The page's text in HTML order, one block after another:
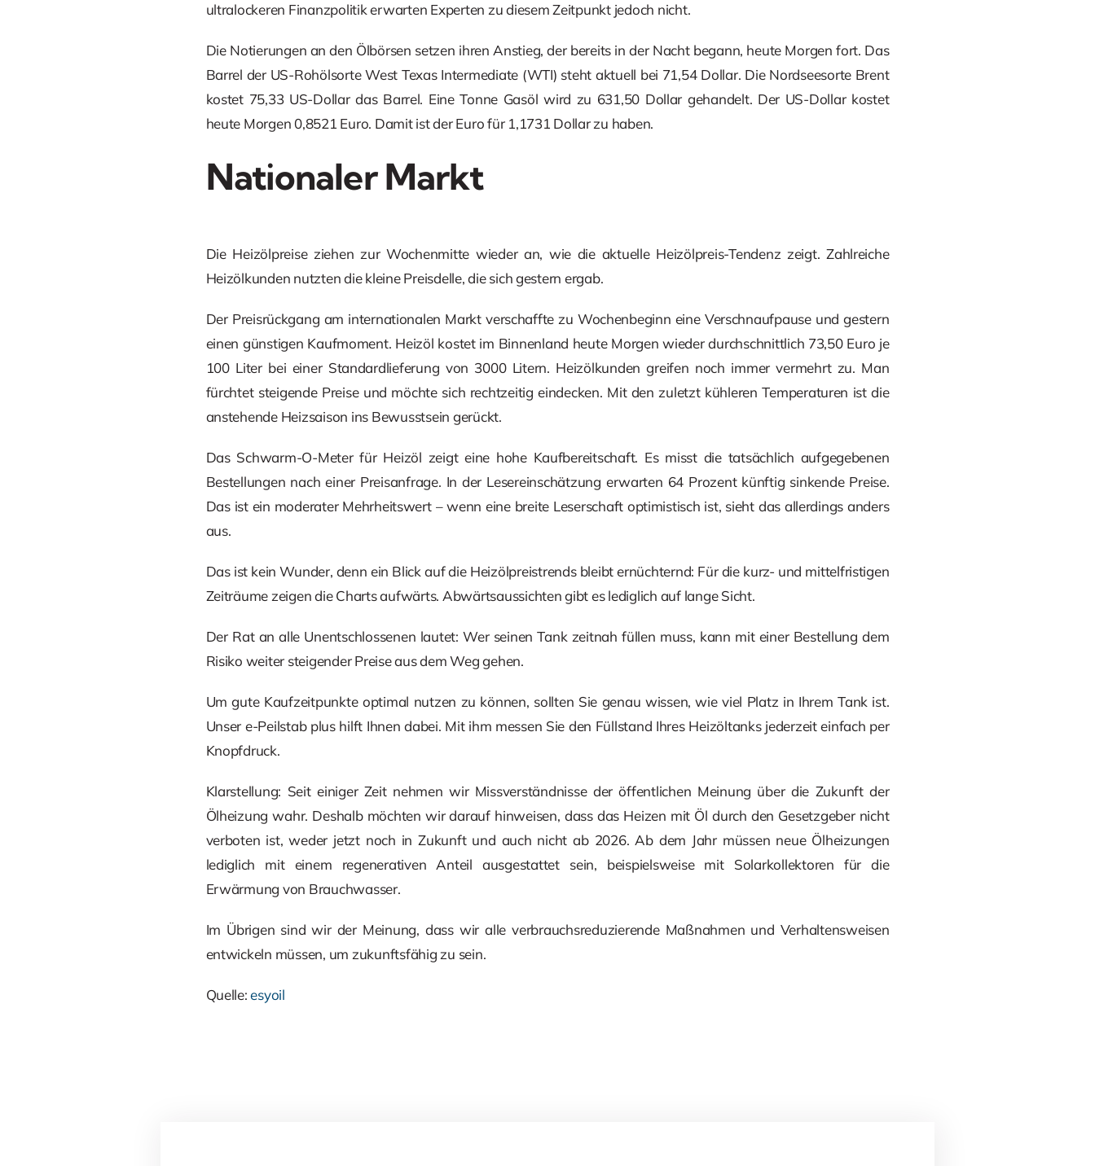
ultralockeren Finanzpolitik erwarten Experten zu diesem Zeitpunkt jedoch nicht.
Die Notierungen an den Ölbörsen setzen ihren Anstieg, der bereits in der Nacht begann, heute Morgen fort. Das
Barrel der US-Rohölsorte West Texas Intermediate (WTI) steht aktuell bei 71,54 Dollar. Die Nordseesorte Brent
kostet 75,33 US-Dollar das Barrel. Eine Tonne Gasöl wird zu 631,50 Dollar gehandelt. Der US-Dollar kostet
heute Morgen 0,8521 Euro. Damit ist der Euro für 1,1731 Dollar zu haben.
Nationaler Markt
Die Heizölpreise ziehen zur Wochenmitte wieder an, wie die aktuelle Heizölpreis-Tendenz zeigt. Zahlreiche
Heizölkunden nutzten die kleine Preisdelle, die sich gestern ergab.
Der Preisrückgang am internationalen Markt verschaffte zu Wochenbeginn eine Verschnaufpause und gestern
einen günstigen Kaufmoment. Heizöl kostet im Binnenland heute Morgen wieder durchschnittlich 73,50 Euro je
100 Liter bei einer Standardlieferung von 3000 Litern. Heizölkunden greifen noch immer vermehrt zu. Man
fürchtet steigende Preise und möchte sich rechtzeitig eindecken. Mit den zuletzt kühleren Temperaturen ist die
anstehende Heizsaison ins Bewusstsein gerückt.
Das Schwarm-O-Meter für Heizöl zeigt eine hohe Kaufbereitschaft. Es misst die tatsächlich aufgegebenen
Bestellungen nach einer Preisanfrage. In der Lesereinschätzung erwarten 64 Prozent künftig sinkende Preise.
Das ist ein moderater Mehrheitswert – wenn eine breite Leserschaft optimistisch ist, sieht das allerdings anders
aus.
Das ist kein Wunder, denn ein Blick auf die Heizölpreistrends bleibt ernüchternd: Für die kurz- und mittelfristigen
Zeiträume zeigen die Charts aufwärts. Abwärtsaussichten gibt es lediglich auf lange Sicht.
Der Rat an alle Unentschlossenen lautet: Wer seinen Tank zeitnah füllen muss, kann mit einer Bestellung dem
Risiko weiter steigender Preise aus dem Weg gehen.
Um gute Kaufzeitpunkte optimal nutzen zu können, sollten Sie genau wissen, wie viel Platz in Ihrem Tank ist.
Unser e-Peilstab plus hilft Ihnen dabei. Mit ihm messen Sie den Füllstand Ihres Heizöltanks jederzeit einfach per
Knopfdruck.
Klarstellung: Seit einiger Zeit nehmen wir Missverständnisse der öffentlichen Meinung über die Zukunft der
Ölheizung wahr. Deshalb möchten wir darauf hinweisen, dass das Heizen mit Öl durch den Gesetzgeber nicht
verboten ist, weder jetzt noch in Zukunft und auch nicht ab 2026. Ab dem Jahr müssen neue Ölheizungen
lediglich mit einem regenerativen Anteil ausgestattet sein, beispielsweise mit Solarkollektoren für die
Erwärmung von Brauchwasser.
Im Übrigen sind wir der Meinung, dass wir alle verbrauchsreduzierende Maßnahmen und Verhaltensweisen
entwickeln müssen, um zukunftsfähig zu sein.
Quelle:esyoil